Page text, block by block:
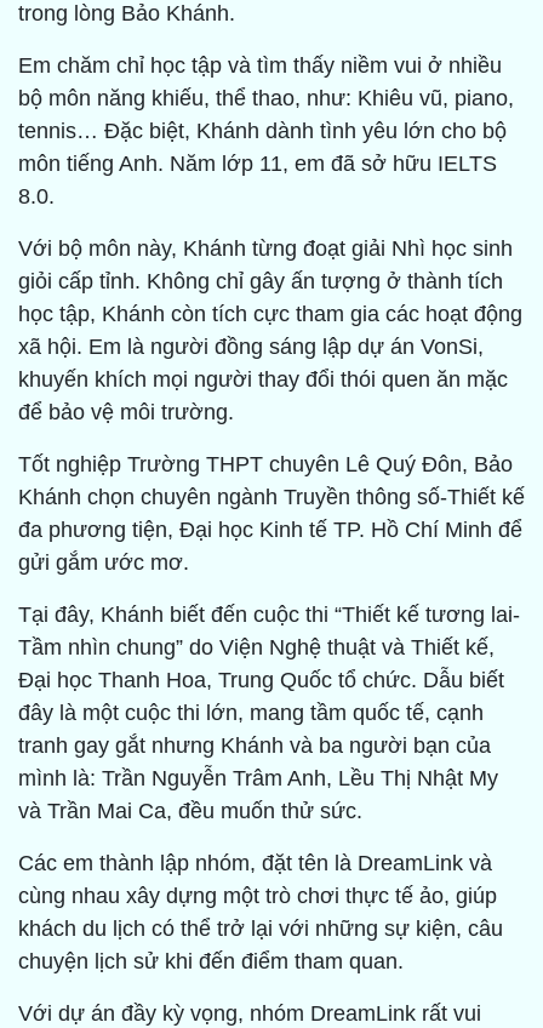
trong lòng Bảo Khánh.
Em chăm chỉ học tập và tìm thấy niềm vui ở nhiều
bộ môn năng khiếu, thể thao, như: Khiêu vũ, piano,
tennis… Đặc biệt, Khánh dành tình yêu lớn cho bộ
môn tiếng Anh. Năm lớp 11, em đã sở hữu IELTS
8.0.
Với bộ môn này, Khánh từng đoạt giải Nhì học sinh
giỏi cấp tỉnh. Không chỉ gây ấn tượng ở thành tích
học tập, Khánh còn tích cực tham gia các hoạt động
xã hội. Em là người đồng sáng lập dự án VonSi,
khuyến khích mọi người thay đổi thói quen ăn mặc
để bảo vệ môi trường.
Tốt nghiệp Trường THPT chuyên Lê Quý Đôn, Bảo
Khánh chọn chuyên ngành Truyền thông số-Thiết kế
đa phương tiện, Đại học Kinh tế TP. Hồ Chí Minh để
gửi gắm ước mơ.
Tại đây, Khánh biết đến cuộc thi “Thiết kế tương lai-
Tầm nhìn chung” do Viện Nghệ thuật và Thiết kế,
Đại học Thanh Hoa, Trung Quốc tổ chức. Dẫu biết
đây là một cuộc thi lớn, mang tầm quốc tế, cạnh
tranh gay gắt nhưng Khánh và ba người bạn của
mình là: Trần Nguyễn Trâm Anh, Lều Thị Nhật My
và Trần Mai Ca, đều muốn thử sức.
Các em thành lập nhóm, đặt tên là DreamLink và
cùng nhau xây dựng một trò chơi thực tế ảo, giúp
khách du lịch có thể trở lại với những sự kiện, câu
chuyện lịch sử khi đến điểm tham quan.
Với dự án đầy kỳ vọng, nhóm DreamLink rất vui